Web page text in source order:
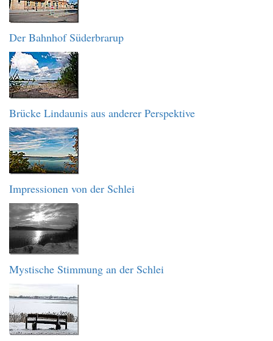
Der Bahnhof Süderbrarup
Brücke Lindaunis aus anderer Perspektive
Impressionen von der Schlei
Mystische Stimmung an der Schlei